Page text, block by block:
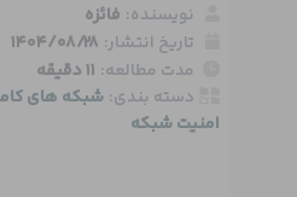
نویسنده: فائزه
تاریخ انتشار: 1404/08/28
مدت مطالعه: 11 دقیقه
دسته بندی: شبکه های
امنیت شبکه